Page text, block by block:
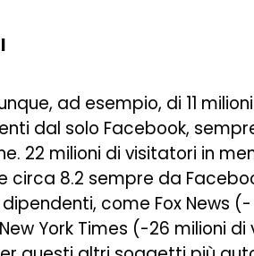
ad esempio, di 11
dal solo Facebook,
22 milioni di visitatori in
8.2 sempre da
come Fox News (-
York Times (-26 milioni di